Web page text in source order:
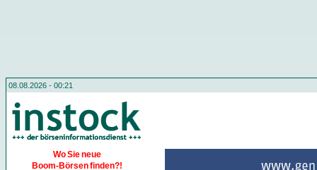
08.08.2026 - 00:21
Wo Sie neue
Boom-Börsen finden?!